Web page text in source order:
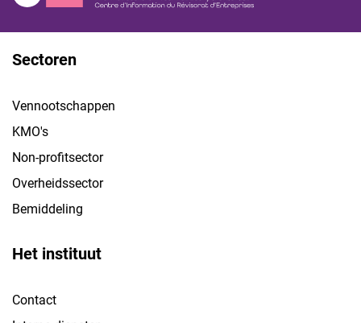
Sectoren
Vennootschappen
KMO's
Non-profitsector
Overheidssector
Bemiddeling
Het instituut
Contact